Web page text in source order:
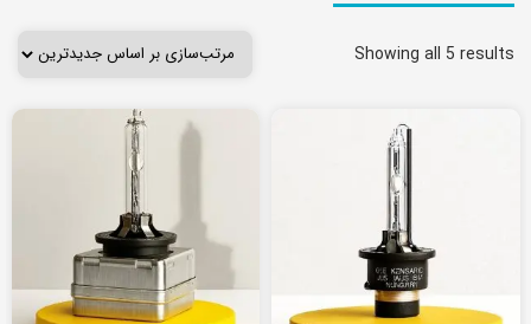
Showing all 5 results